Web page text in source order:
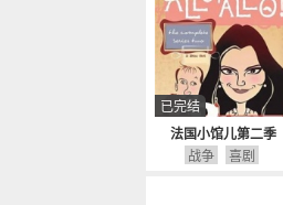
法国小馆儿第二季
已完结
战争 喜剧